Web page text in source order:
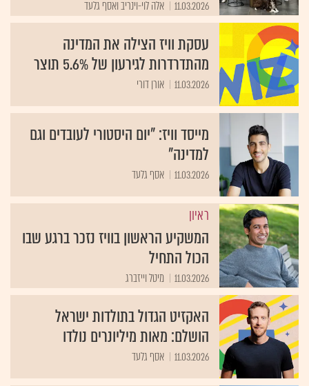
עסקת וויז הצילה את המדינה
מהתדרדרות לגירעון של 5.6% תוצר
11.03.2026 אורן דורי
מייסד וויז: "יום היסטורי לעובדים וגם
למדינה"
11.03.2026 אסף גלעד
ראיון
המשקיע הראשון בוויז נזכר ברגע שבו
הכול התחיל
11.03.2026 מיטל וייזברג
האקזיט הגדול בתולדות ישראל
הושלם: מאות מיליונרים נולדו
11.03.2026 אסף גלעד